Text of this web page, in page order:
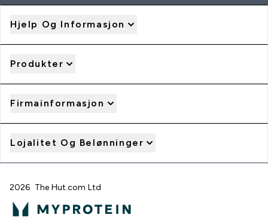
Hjelp Og Informasjon
Produkter
Firmainformasjon
Lojalitet Og Belønninger
2026 The Hut.com Ltd